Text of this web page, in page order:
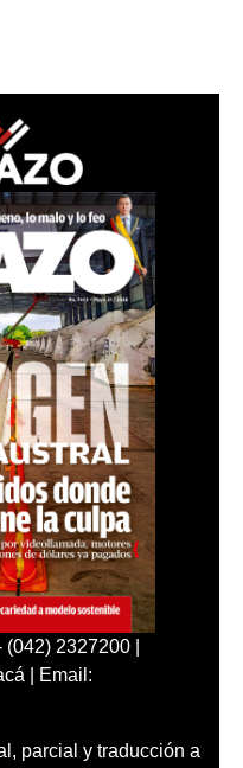
2327200 |
| Email:
parcial y traducción a